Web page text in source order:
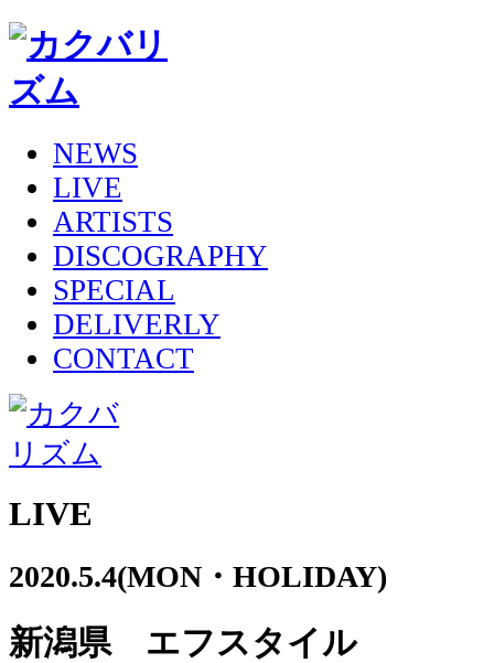
NEWS
LIVE
ARTISTS
DISCOGRAPHY
SPECIAL
DELIVERLY
CONTACT
LIVE
2020.5.4(MON・HOLIDAY)
新潟県 エフスタイル